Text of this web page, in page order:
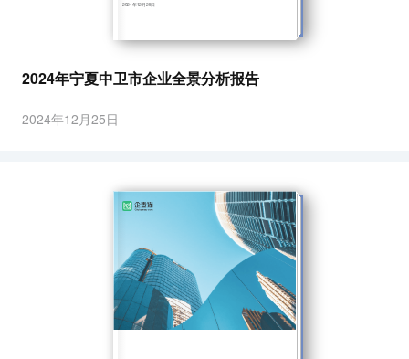
2024年12月25日
2024年宁夏中卫市企业全景分析报告
2024年12月25日